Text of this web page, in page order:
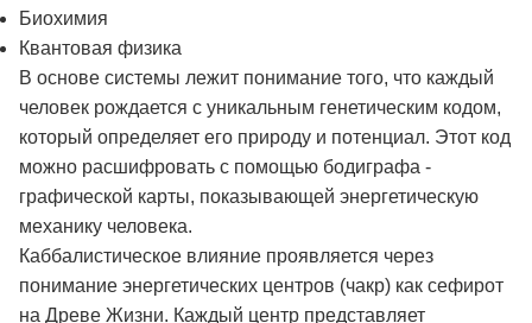
Биохимия
Квантовая физика
В основе системы лежит понимание того, что каждый
человек рождается с уникальным генетическим кодом,
который определяет его природу и потенциал. Этот код
можно расшифровать с помощью бодиграфа -
графической карты, показывающей энергетическую
механику человека.
Каббалистическое влияние проявляется через
понимание энергетических центров (чакр) как сефирот
на Древе Жизни. Каждый центр представляет